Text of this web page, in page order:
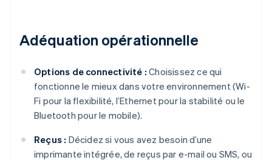
Adéquation opérationnelle
Options de connectivité : Choisissez ce qui
fonctionne le mieux dans votre environnement (Wi-
Fi pour la flexibilité, l’Ethernet pour la stabilité ou le
Bluetooth pour le mobile).
Reçus : Décidez si vous avez besoin d’une
imprimante intégrée, de reçus par e-mail ou SMS, ou